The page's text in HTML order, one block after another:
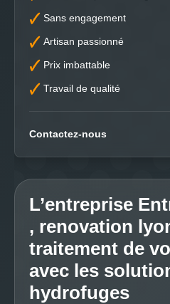
Sans engagement
Artisan passionné
Prix imbattable
Travail de qualité
Contactez-nous
L’entreprise
, renovation
traitement de
avec les
hydrofuges